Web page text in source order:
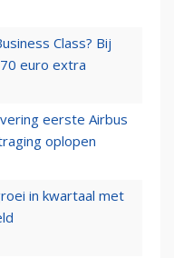
Class? Bij
euro extra
eerste Airbus
oplopen
in kwartaal met